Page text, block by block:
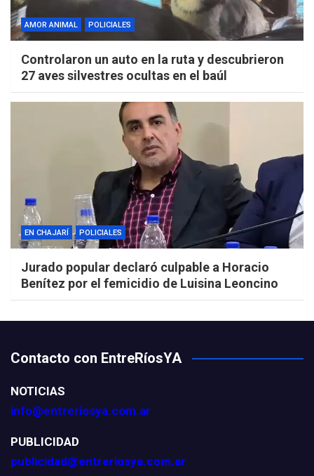
AMOR ANIMAL POLICIALES
Controlaron un auto en la ruta y descubrieron
27 aves silvestres ocultas en el baúl
EN CHAJARÍ POLICIALES
Jurado popular declaró culpable a Horacio
Benítez por el femicidio de Luisina Leoncino
Contacto con EntreRíosYA
NOTICIAS
info@entreriosya.com.ar
PUBLICIDAD
publicidad@entreriosya.com.ar